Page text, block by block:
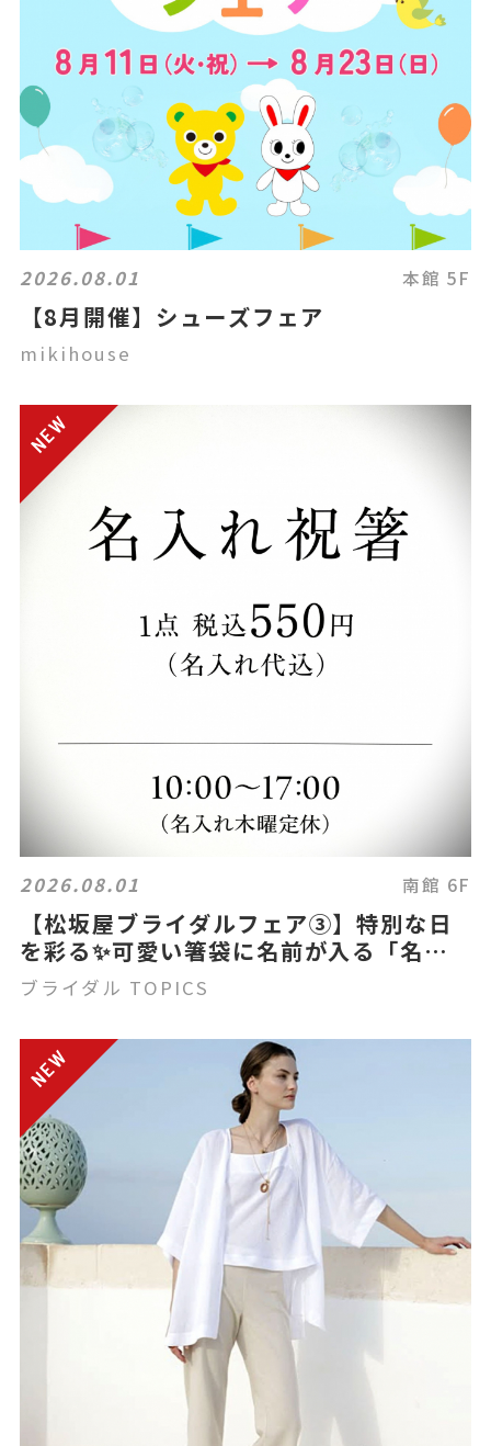
2026.08.01 本館 5F
【8月開催】シューズフェア
mikihouse
2026.08.01 南館 6F
【松坂屋ブライダルフェア③】特別な日
を彩る✨可愛い箸袋に名前が入る「名入
れ祝箸」
ブライダル TOPICS